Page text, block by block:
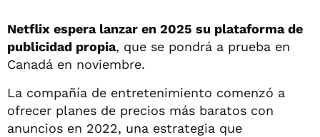
Netflix espera lanzar en 2025 su plataforma de
publicidad propia, que se pondrá a prueba en
Canadá en noviembre.
La compañía de entretenimiento comenzó a
ofrecer planes de precios más baratos con
anuncios en 2022, una estrategia que